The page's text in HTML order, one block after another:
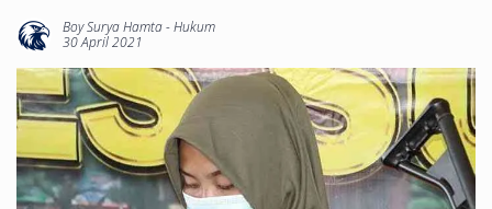
Boy Surya Hamta-Hukum
30 April 2021